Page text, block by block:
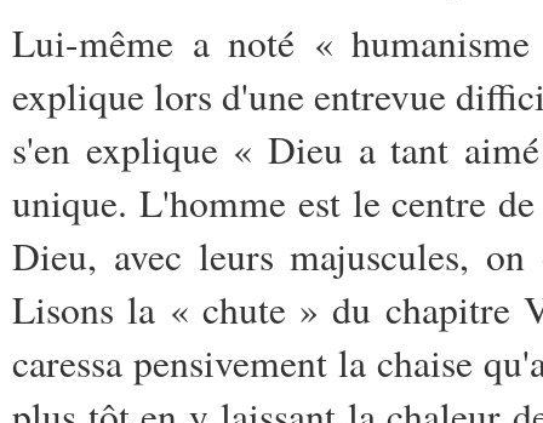
Lui-même a noté «
explique lors d'une entrevue
s'en explique « Dieu a tant
unique. L'homme est le centre
Dieu, avec leurs majuscules,
Lisons la « chute » du chapitre
caressa pensivement la chaise